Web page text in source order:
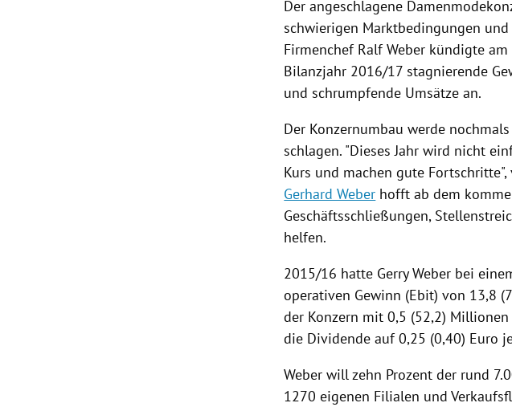
Der angeschlagene
schwierigen Marktbedingungen
Firmenchef Ralf Weber kündigte
Bilanzjahr 2016/17 stagnierende
und schrumpfende Umsätze an.
Der Konzernumbau werde
schlagen. "Dieses Jahr wird nicht
Kurs und machen gute
Gerhard Weber hofft ab dem
Geschäftsschließungen,
helfen.
2015/16 hatte Gerry Weber bei
operativen Gewinn (Ebit) von 13,8
der Konzern mit 0,5 (52,2)
die Dividende auf 0,25 (0,40) Euro
Weber will zehn Prozent der rund
1270 eigenen Filialen und